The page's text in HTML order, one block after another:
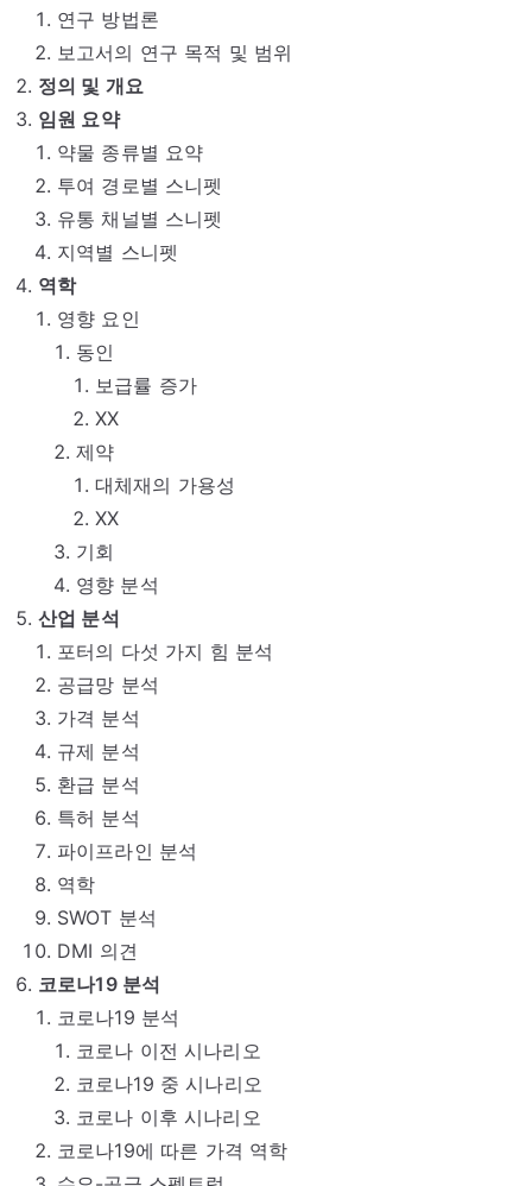
연구 방법론
보고서의 연구 목적 및 범위
정의 및 개요
임원 요약
약물 종류별 요약
투여 경로별 스니펫
유통 채널별 스니펫
지역별 스니펫
역학
영향 요인
동인
보급률 증가
XX
제약
대체재의 가용성
XX
기회
영향 분석
산업 분석
포터의 다섯 가지 힘 분석
공급망 분석
가격 분석
규제 분석
환급 분석
특허 분석
파이프라인 분석
역학
SWOT 분석
DMI 의견
코로나19 분석
코로나19 분석
코로나 이전 시나리오
코로나19 중 시나리오
코로나 이후 시나리오
코로나19에 따른 가격 역학